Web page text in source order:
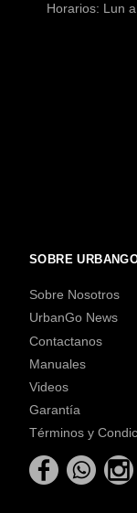
Horarios: Lun
SOBRE
Sobre Nosotros
UrbanGo News
Contactanos
Manuales
Videos
Garantía
Términos y